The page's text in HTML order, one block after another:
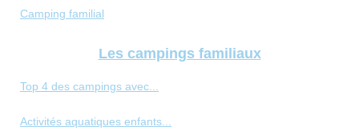
Camping familial
Les campings familiaux
Top 4 des campings avec...
Activités aquatiques enfants...